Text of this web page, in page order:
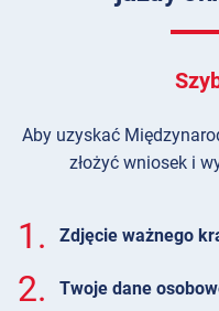
Aby uzyskać
złożyć wniosek i
1. Zdjęcie ważnego
2. Twoje dane